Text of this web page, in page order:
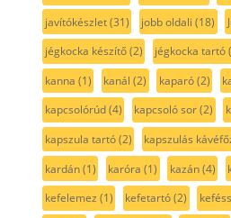
javítókészlet(31) jobb oldali (18)
jégkocka készítő(2) jégkocka tartó
kanna (1) kanál (2) kaparó(2)
kapcsolórúd(4) kapcsoló sor(2)
kapszula tartó(2) kapszulás
kardán(1) karóra (1) kazán(4)
kefelemez (1) kefetartó(2)